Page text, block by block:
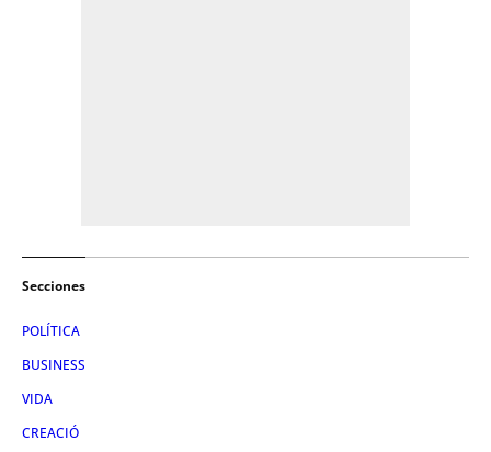
Secciones
POLÍTICA
BUSINESS
VIDA
CREACIÓ